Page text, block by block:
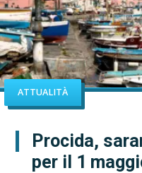
ATTUALITÀ
Procida,
per il 1